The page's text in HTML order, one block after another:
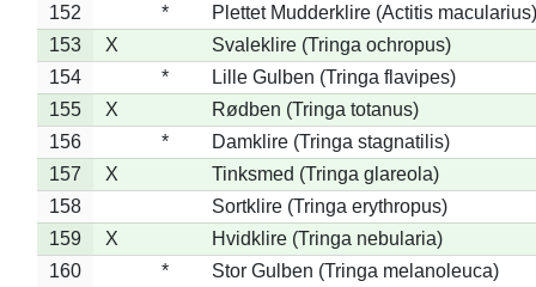
152
*
Plettet Mudderklire (Actitis macularius)
153
X
Svaleklire (Tringa ochropus)
154
*
Lille Gulben (Tringa flavipes)
155
X
Rødben (Tringa totanus)
156
*
Damklire (Tringa stagnatilis)
157
X
Tinksmed (Tringa glareola)
158
Sortklire (Tringa erythropus)
159
X
Hvidklire (Tringa nebularia)
160
*
Stor Gulben (Tringa melanoleuca)